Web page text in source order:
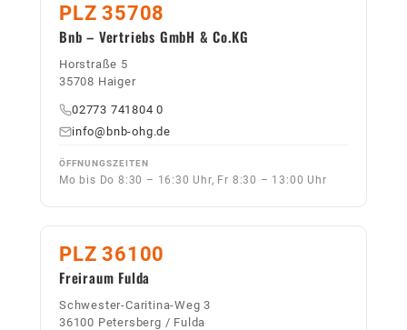
PLZ 35708
Bnb – Vertriebs GmbH & Co.KG
Horstraße 5
35708 Haiger
02773 741804 0
info@bnb-ohg.de
ÖFFNUNGSZEITEN
Mo bis Do 8:30 – 16:30 Uhr, Fr 8:30 – 13:00 Uhr
PLZ 36100
Freiraum Fulda
Schwester-Caritina-Weg 3
36100 Petersberg / Fulda